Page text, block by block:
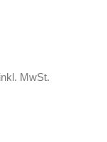
inkl. MwSt.